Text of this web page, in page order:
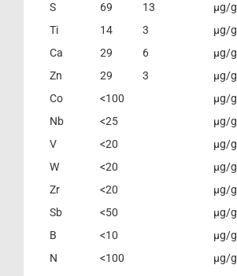
S
69 13 µg/g
Ti
14 3 µg/g
Ca
29 6 µg/g
Zn
29 3 µg/g
Co
<100 μg/g
Nb
<25 μg/g
V
<20 μg/g
W
<20 μg/g
Zr
<20 μg/g
Sb
<50 μg/g
B
<10 μg/g
N
<100 μg/g